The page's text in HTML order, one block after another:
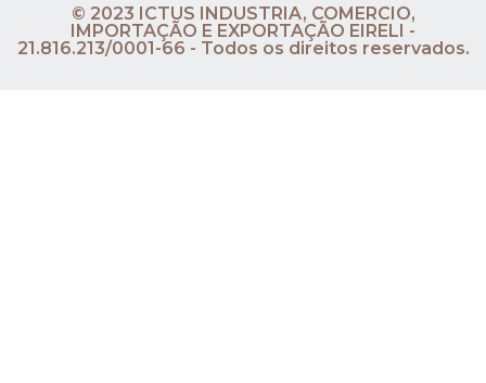
© 2023 ICTUS INDUSTRIA, COMERCIO,
IMPORTAÇÃO E EXPORTAÇÃO EIRELI -
21.816.213/0001-66 - Todos os direitos reservados.